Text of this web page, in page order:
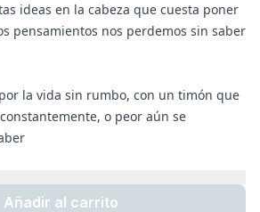
ideas en la cabeza que cuesta poner
pensamientos nos perdemos sin saber
la vida sin rumbo, con un timón que
o peor aún se
Añadir al carrito